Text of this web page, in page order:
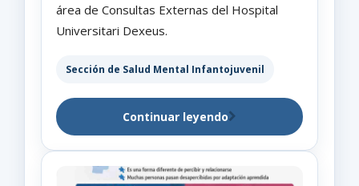
área de Consultas Externas del Hospital
Universitari Dexeus.
Sección de Salud Mental Infantojuvenil
Continuar leyendo